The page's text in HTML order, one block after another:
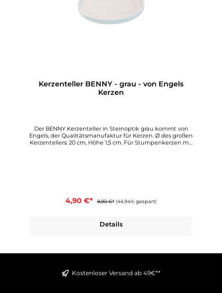
Kerzenteller BENNY - grau - von Engels
Kerzen
Der BENNY Kerzenteller in Steinoptik grau kommt von
Engels, der Qualitätsmanufaktur für Kerzen. Ø des großen
Kerzentellers: 20 cm, Höhe 1,5 cm. Für Stumpenkerzen mit
4,90 €* 8,90 €* (44.94% gespart)
Details
Kostenloser Versand ab 49€**